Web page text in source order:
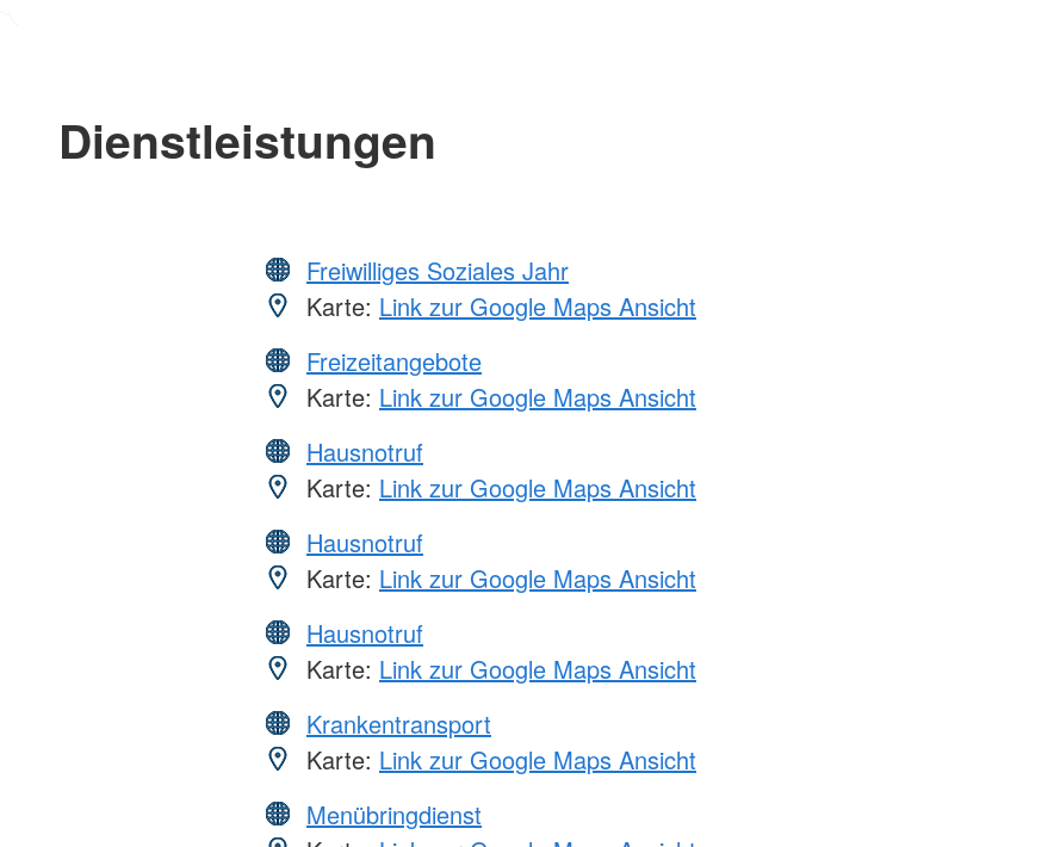
Dienstleistungen
Freiwilliges Soziales Jahr
Karte: Link zur Google Maps Ansicht
Freizeitangebote
Karte: Link zur Google Maps Ansicht
Hausnotruf
Karte: Link zur Google Maps Ansicht
Hausnotruf
Karte: Link zur Google Maps Ansicht
Hausnotruf
Karte: Link zur Google Maps Ansicht
Krankentransport
Karte: Link zur Google Maps Ansicht
Menübringdienst